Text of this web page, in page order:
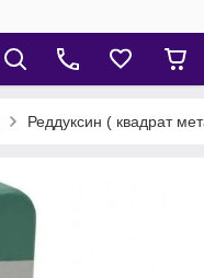
Реддуксин ( квадрат